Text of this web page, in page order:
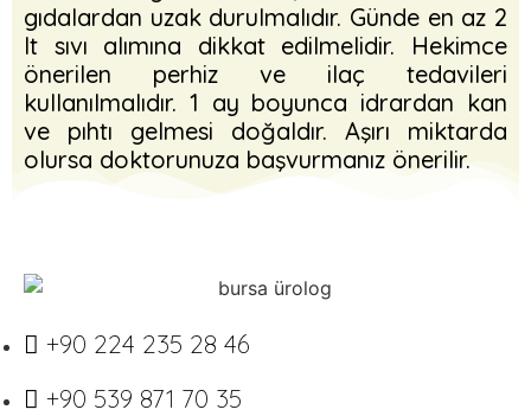
gıdalardan uzak durulmalıdır. Günde en az 2
lt sıvı alımına dikkat edilmelidir. Hekimce
önerilen perhiz ve ilaç tedavileri
kullanılmalıdır. 1 ay boyunca idrardan kan
ve pıhtı gelmesi doğaldır. Aşırı miktarda
olursa doktorunuza başvurmanız önerilir.
+90 224 235 28 46
+90 539 871 70 35